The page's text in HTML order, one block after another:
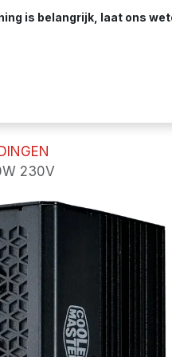
is belangrijk, laat ons
230V